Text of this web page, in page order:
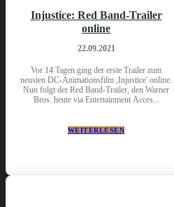
Injustice: Red Band-Trailer
online
22.09.2021
Vor 14 Tagen ging der erste Trailer zum
neusten DC-Animationsfilm ,Injustice' online.
Nun folgt der Red Band-Trailer, den Warner
Bros. heute via Entertainment Acces...
WEITERLESEN